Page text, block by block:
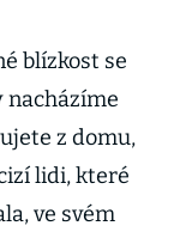
blízkost se
nacházíme
z domu,
lidi, které
ve svém